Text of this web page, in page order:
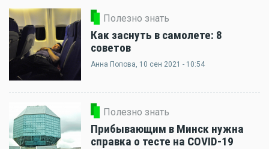
Полезно знать
Как заснуть в самолете: 8
советов
Анна Попова, 10 сен 2021 - 10:54
Полезно знать
Прибывающим в Минск нужна
справка о тесте на COVID-19